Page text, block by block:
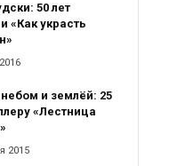
50 лет
«Как украсть
и землёй: 25
«Лестница
2015